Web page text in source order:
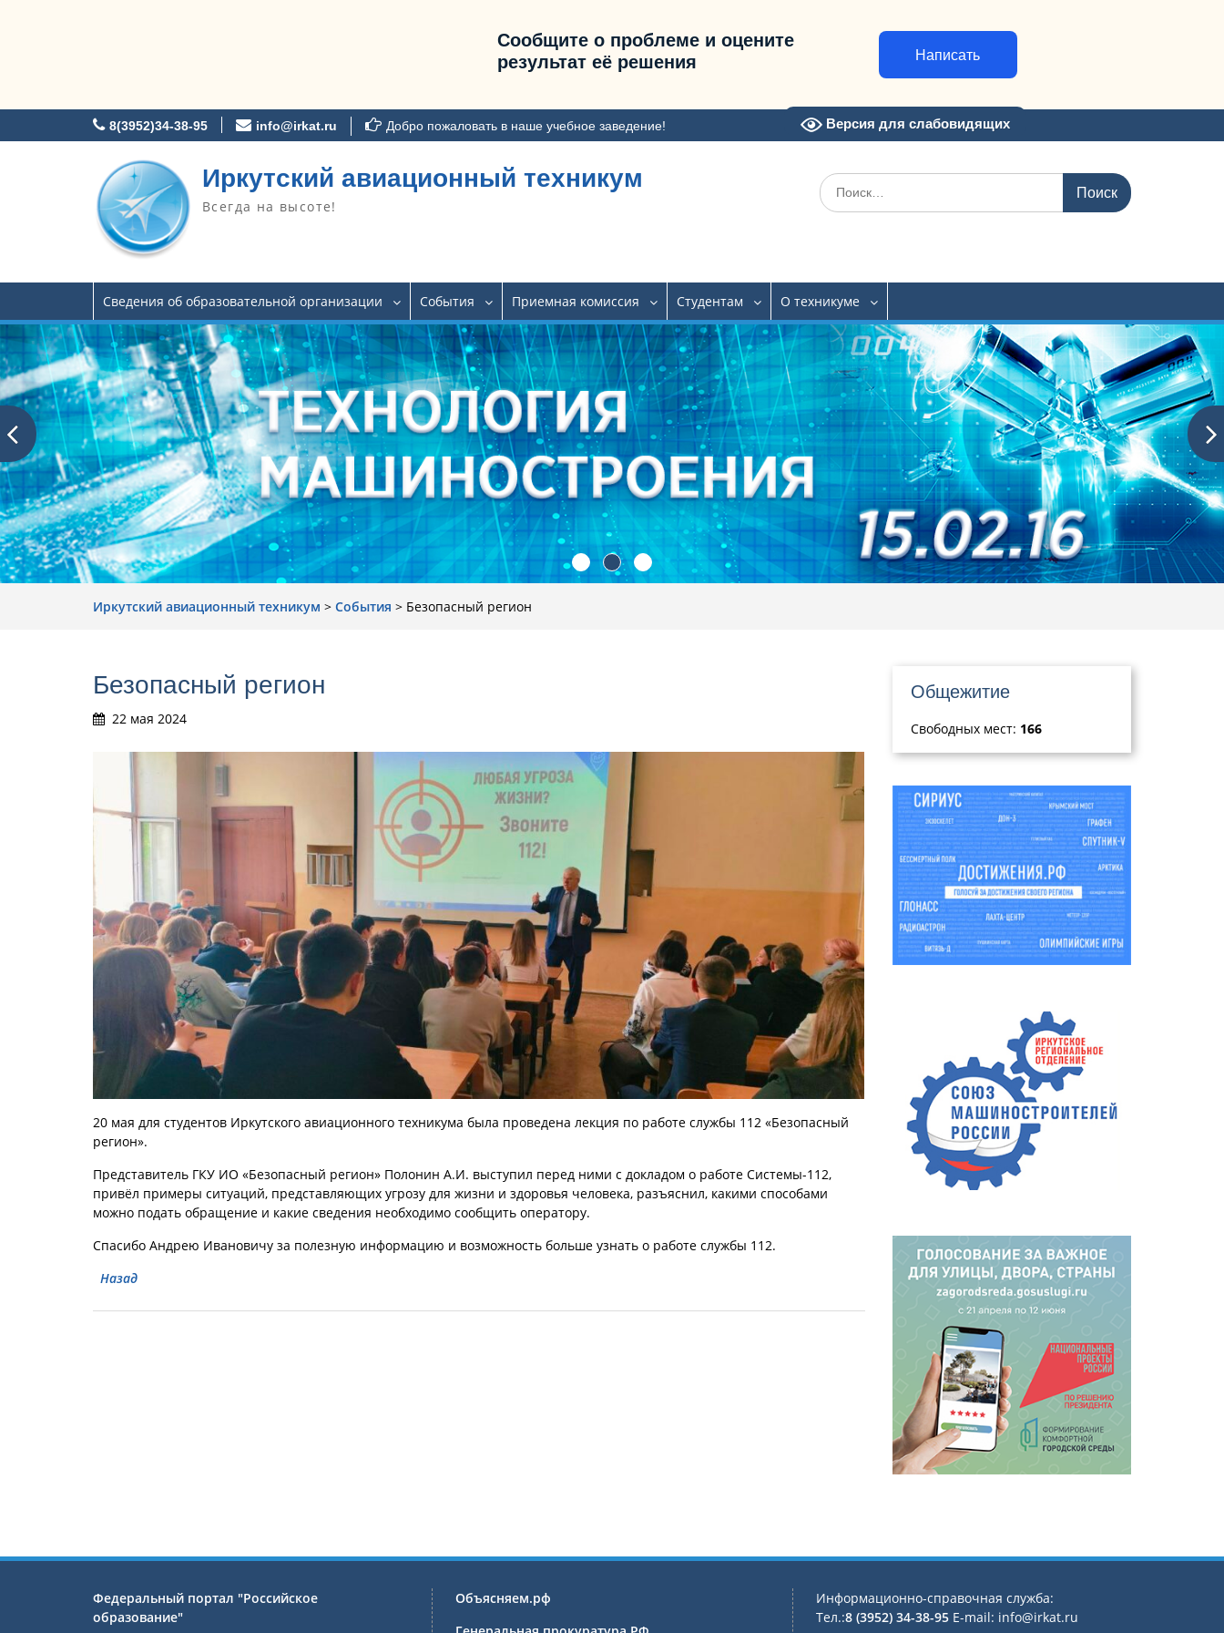
Сообщите о проблеме и оцените
результат её решения
Написать
к
8(3952)34-38-95 info@irkat.ru Добро пожаловать в наше учебное заведение! Версия для слабовидящих
Иркутский авиационный техникум
Всегда на высоте!
Искать:
Сведения об образовательной организации События Приемная комиссия Студентам О техникуме
Иркутский авиационный техникум > События > Безопасный регион
Безопасный регион
22 мая 2024
20 мая для студентов Иркутского авиационного техникума была проведена лекция по работе службы 112 «Безопасный
регион».
Представитель ГКУ ИО «Безопасный регион» Полонин А.И. выступил перед ними с докладом о работе Системы-112,
привёл примеры ситуаций, представляющих угрозу для жизни и здоровья человека, разъяснил, какими способами
можно подать обращение и какие сведения необходимо сообщить оператору.
Спасибо Андрею Ивановичу за полезную информацию и возможность больше узнать о работе службы 112.
Назад
Общежитие
Свободных мест: 166
Федеральный портал "Российское
образование"
Объясняем.рф
Информационно-справочная служба:
Тел.:8 (3952) 34-38-95 E-mail: info@irkat.ru